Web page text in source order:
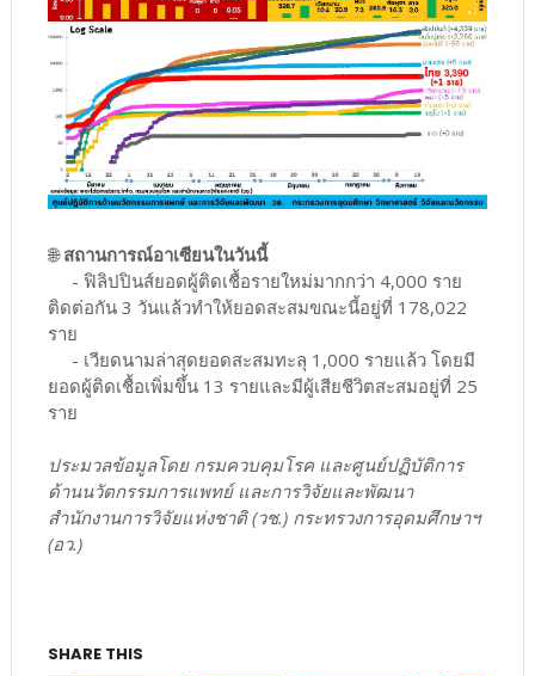
🌐สถานการณ์อาเซียนในวันนี้
- ฟิลิปปินส์ยอดผู้ติดเชื้อรายใหม่มากกว่า 4,000 ราย
ติดต่อกัน 3 วันแล้วทำให้ยอดสะสมขณะนี้อยู่ที่ 178,022
ราย
- เวียดนามล่าสุดยอดสะสมทะลุ 1,000 รายแล้ว โดยมี
ยอดผู้ติดเชื้อเพิ่มขึ้น 13 รายและมีผู้เสียชีวิตสะสมอยู่ที่ 25
ราย
ประมวลข้อมูลโดย กรมควบคุมโรค และศูนย์ปฏิบัติการ
ด้านนวัตกรรมการแพทย์ และการวิจัยและพัฒนา
สำนักงานการวิจัยแห่งชาติ (วช.) กระทรวงการอุดมศึกษาฯ
(อว.)
SHARE THIS